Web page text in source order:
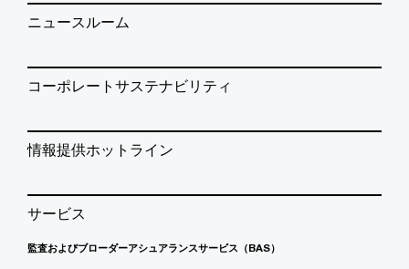
ニュースルーム
コーポレートサステナビリティ
情報提供ホットライン
サービス
監査およびブローダーアシュアランスサービス（BAS）